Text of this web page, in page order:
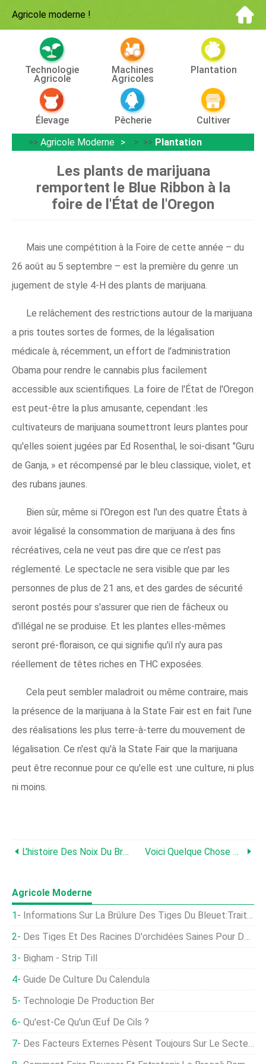
Agricole moderne !
Technologie
Agricole
Machines
Agricoles
Plantation
Élevage Pêcherie
Cultiver
>> Agricole Moderne > >> Plantation
Les plants de marijuana
remportent le Blue Ribbon à la
foire de l'État de l'Oregon
Mais une compétition à la Foire de cette année – du
26 août au 5 septembre – est la première du genre :un
jugement de style 4-H des plants de marijuana.
Le relâchement des restrictions autour de la marijuana
a pris toutes sortes de formes, de la légalisation
médicale à, récemment, un effort de l'administration
Obama pour rendre le cannabis plus facilement
accessible aux scientifiques. La foire de l'État de l'Oregon
est peut-être la plus amusante, cependant :les
cultivateurs de marijuana soumettront leurs plantes pour
qu'elles soient jugées par Ed Rosenthal, le soi-disant "Guru
de Ganja, » et récompensé par le bleu classique, violet, et
des rubans jaunes.
Bien sûr, même si l'Oregon est l'un des quatre États à
avoir légalisé la consommation de marijuana à des fins
récréatives, cela ne veut pas dire que ce n'est pas
réglementé. Le spectacle ne sera visible que par les
personnes de plus de 21 ans, et des gardes de sécurité
seront postés pour s'assurer que rien de fâcheux ou
d'illégal ne se produise. Et les plantes elles-mêmes
seront pré-floraison, ce qui signifie qu'il n'y aura pas
réellement de têtes riches en THC exposées.
Cela peut sembler maladroit ou même contraire, mais
la présence de la marijuana à la State Fair est en fait l'une
des réalisations les plus terre-à-terre du mouvement de
légalisation. Ce n'est qu'à la State Fair que la marijuana
peut être reconnue pour ce qu'elle est :une culture, ni plus
ni moins.
L'histoire Des Noix Du Brésil Est Une Sorte De Noix Voici Quelque Chose Pour Que Les Agriculteurs Biologiques Éliminent Les Mauvaises Herbes Avec :du Grain
Agricole Moderne
Informations Sur La Brûlure Des Tiges Du Bleuet:Traiter Les Bleuets Avec La Maladie De La Brûlure Des Tiges
Des Tiges Et Des Racines D'orchidées Saines Pour Des Fleurs Florissantes
Bigham - Strip Till
Guide De Culture Du Calendula
Technologie De Production Ber
Qu'est-Ce Qu'un Œuf De Cils ?
Des Facteurs Externes Pèsent Toujours Sur Le Secteur Laitier